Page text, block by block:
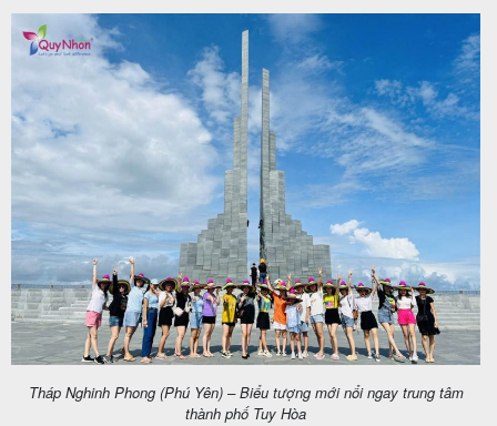
Tháp Nghinh Phong (Phú Yên) – Biểu tượng mới nổi ngay trung tâm
thành phố Tuy Hòa